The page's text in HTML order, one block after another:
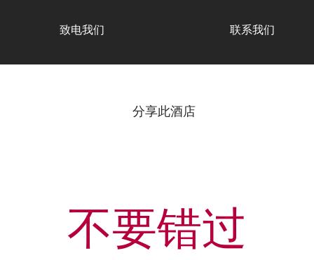
致电我们 联系我们
分享此酒店
不要错过